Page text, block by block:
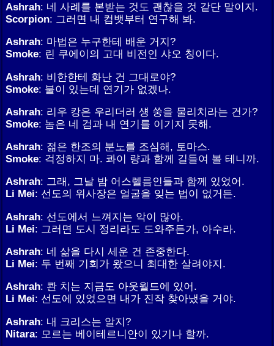
Ashrah: 네 사례를 본받는 것도 괜찮을 것 같단 말이지.
Scorpion: 그러면 내 컴뱃부터 연구해 봐.
Ashrah: 마법은 누구한테 배운 거지?
Smoke: 린 쿠에이의 고대 비전인 샤오 칭이다.
Ashrah: 비한한테 화난 건 그대로야?
Smoke: 불이 있는데 연기가 없겠나.
Ashrah: 리우 캉은 우리더러 섕 쑹을 물리치라는 건가?
Smoke: 놈은 네 검과 내 연기를 이기지 못해.
Ashrah: 젊은 한조의 분노를 조심해, 토마스.
Smoke: 걱정하지 마. 콰이 량과 함께 길들여 볼 테니까.
Ashrah: 그래, 그날 밤 어스렐름인들과 함께 있었어.
Li Mei: 선도의 위사장은 얼굴을 잊는 법이 없거든.
Ashrah: 선도에서 느껴지는 악이 많아.
Li Mei: 그러면 도시 정리라도 도와주든가, 아수라.
Ashrah: 네 삶을 다시 세운 건 존중한다.
Li Mei: 두 번째 기회가 왔으니 최대한 살려야지.
Ashrah: 콴 치는 지금도 아웃월드에 있어.
Li Mei: 선도에 있었으면 내가 진작 찾아냈을 거야.
Ashrah: 내 크리스는 알지?
Nitara: 모르는 베이테르니안이 있기나 할까.